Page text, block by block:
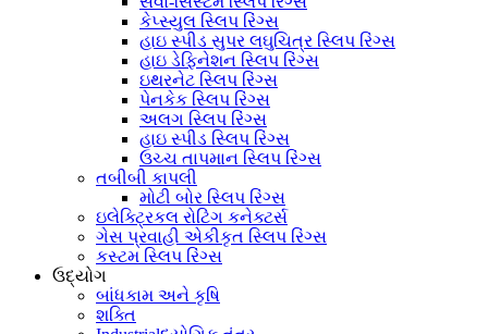
કેપ્સ્યુલ સ્લિપ રિંગ્સ
હાઇ સ્પીડ સુપર લઘુચિત્ર સ્લિપ રિંગ્સ
હાઇ ડેફિનેશન સ્લિપ રિંગ્સ
ઇથરનેટ સ્લિપ રિંગ્સ
પેનકેક સ્લિપ રિંગ્સ
અલગ સ્લિપ રિંગ્સ
હાઇ સ્પીડ સ્લિપ રિંગ્સ
ઉચ્ચ તાપમાન સ્લિપ રિંગ્સ
તબીબી કાપલી
મોટી બોર સ્લિપ રિંગ્સ
ઇલેક્ટ્રિકલ રોટિંગ કનેક્ટર્સ
ગેસ પ્રવાહી એકીકૃત સ્લિપ રિંગ્સ
કસ્ટમ સ્લિપ રિંગ્સ
ઉદ્યોગ
બાંધકામ અને કૃષિ
શક્તિ